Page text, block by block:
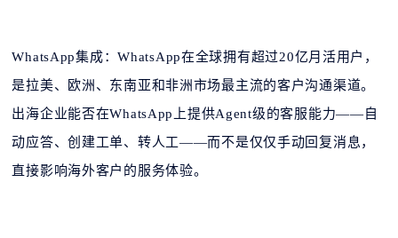
WhatsApp集成：WhatsApp在全球拥有超过20亿月活用户，
是拉美、欧洲、东南亚和非洲市场最主流的客户沟通渠道。
出海企业能否在WhatsApp上提供Agent级的客服能力——自
动应答、创建工单、转人工——而不是仅仅手动回复消息，
直接影响海外客户的服务体验。